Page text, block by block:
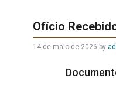
Ofício
14 de maio de 2026 by